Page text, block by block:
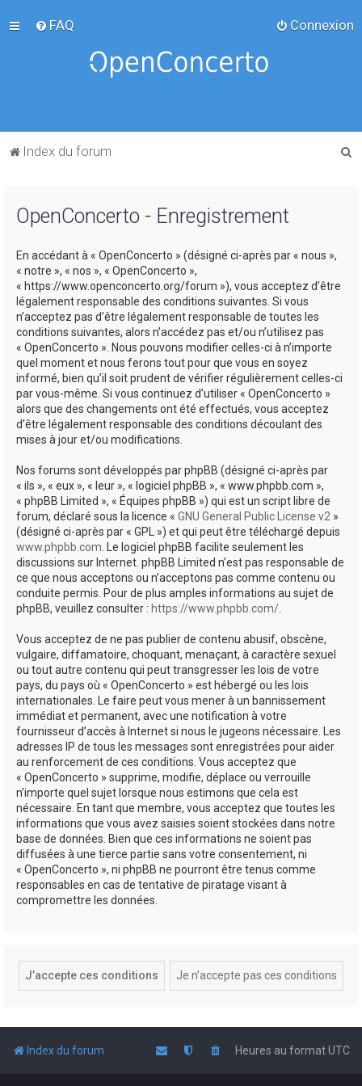
FAQ Connexion
Index du forum
OpenConcerto - Enregistrement
En accédant à « OpenConcerto » (désigné ci-après par « nous »,
« notre », « nos », « OpenConcerto »,
« https://www.openconcerto.org/forum »), vous acceptez d’être
légalement responsable des conditions suivantes. Si vous
n’acceptez pas d’être légalement responsable de toutes les
conditions suivantes, alors n’accédez pas et/ou n’utilisez pas
« OpenConcerto ». Nous pouvons modifier celles-ci à n’importe
quel moment et nous ferons tout pour que vous en soyez
informé, bien qu’il soit prudent de vérifier régulièrement celles-ci
par vous-même. Si vous continuez d’utiliser « OpenConcerto »
alors que des changements ont été effectués, vous acceptez
d’être légalement responsable des conditions découlant des
mises à jour et/ou modifications.
Nos forums sont développés par phpBB (désigné ci-après par
« ils », « eux », « leur », « logiciel phpBB », « www.phpbb.com »,
« phpBB Limited », « Équipes phpBB ») qui est un script libre de
forum, déclaré sous la licence « GNU General Public License v2 »
(désigné ci-après par « GPL ») et qui peut être téléchargé depuis
www.phpbb.com. Le logiciel phpBB facilite seulement les
discussions sur Internet. phpBB Limited n’est pas responsable de
ce que nous acceptons ou n’acceptons pas comme contenu ou
conduite permis. Pour de plus amples informations au sujet de
phpBB, veuillez consulter : https://www.phpbb.com/.
Vous acceptez de ne pas publier de contenu abusif, obscène,
vulgaire, diffamatoire, choquant, menaçant, à caractère sexuel
ou tout autre contenu qui peut transgresser les lois de votre
pays, du pays où « OpenConcerto » est hébergé ou les lois
internationales. Le faire peut vous mener à un bannissement
immédiat et permanent, avec une notification à votre
fournisseur d’accès à Internet si nous le jugeons nécessaire. Les
adresses IP de tous les messages sont enregistrées pour aider
au renforcement de ces conditions. Vous acceptez que
« OpenConcerto » supprime, modifie, déplace ou verrouille
n’importe quel sujet lorsque nous estimons que cela est
nécessaire. En tant que membre, vous acceptez que toutes les
informations que vous avez saisies soient stockées dans notre
base de données. Bien que ces informations ne soient pas
diffusées à une tierce partie sans votre consentement, ni
« OpenConcerto », ni phpBB ne pourront être tenus comme
responsables en cas de tentative de piratage visant à
compromettre les données.
Index du forum Heures au formatUTC